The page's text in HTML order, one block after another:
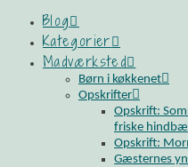
Blog
Kategorier
Madværksted
Børn i køkkenet
Opskrifter
Opskrift:
friske
Opskrift:
Gæsternes